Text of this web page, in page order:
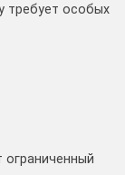
требует особых